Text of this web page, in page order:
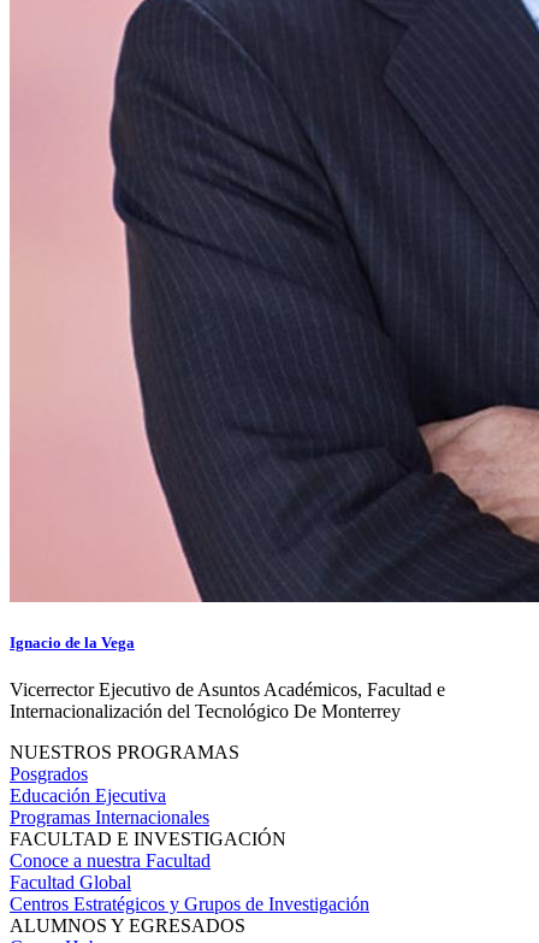
Ignacio de la Vega
Vicerrector Ejecutivo de Asuntos Académicos, Facultad e
Internacionalización del Tecnológico De Monterrey
NUESTROS PROGRAMAS
Posgrados
Educación Ejecutiva
Programas Internacionales
FACULTAD E INVESTIGACIÓN
Conoce a nuestra Facultad
Facultad Global
Centros Estratégicos y Grupos de Investigación
ALUMNOS Y EGRESADOS